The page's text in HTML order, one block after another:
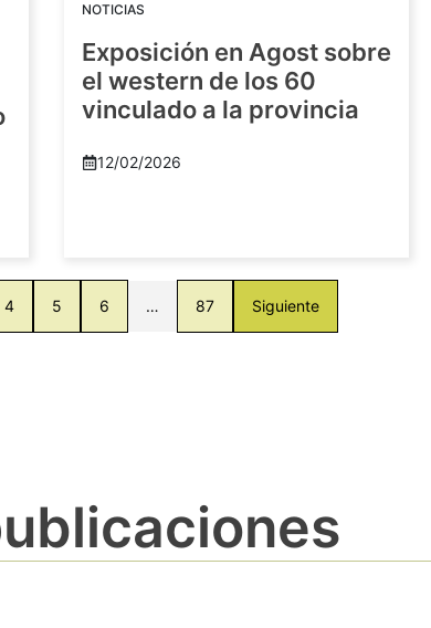
NOTICIAS
Exposición en Agost sobre
el western de los 60
vinculado a la provincia
12/02/2026
4 5 6 … 87 Siguiente